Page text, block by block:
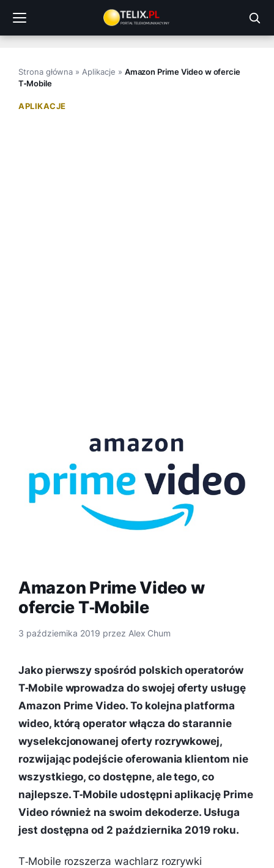
treści
Strona główna » Aplikacje » Amazon Prime Video w ofercie
T‑Mobile
APLIKACJE
Amazon Prime Video w
ofercie T‑Mobile
3 października 2019 przez Alex Chum
Jako pierwszy spośród polskich operatorów
T‑Mobile wprowadza do swojej oferty usługę
Amazon Prime Video. To kolejna platforma
wideo, którą operator włącza do starannie
wyselekcjonowanej oferty rozrywkowej,
rozwijając podejście oferowania klientom nie
wszystkiego, co dostępne, ale tego, co
najlepsze. T‑Mobile udostępni aplikację Prime
Video również na swoim dekoderze. Usługa
jest dostępna od 2 października 2019 roku.
T‑Mobile rozszerza wachlarz rozrywki